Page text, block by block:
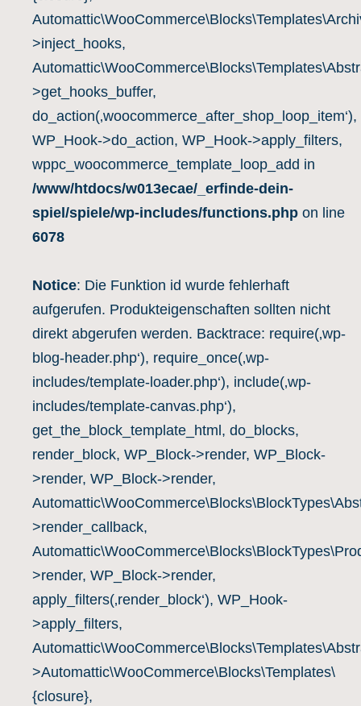
>inject_hooks,
>get_hooks_buffer,
do_action(‚woocommerce_after_shop_loop_item‘),
WP_Hook->do_action, WP_Hook->apply_filters,
wppc_woocommerce_template_loop_add in
/www/htdocs/w013ecae/_erfinde-dein-
spiel/spiele/wp-includes/functions.php on line
6078
Notice: Die Funktion id wurde fehlerhaft
aufgerufen. Produkteigenschaften sollten nicht
direkt abgerufen werden. Backtrace: require(‚wp-
blog-header.php‘), require_once(‚wp-
includes/template-loader.php‘), include(‚wp-
includes/template-canvas.php‘),
get_the_block_template_html, do_blocks,
render_block, WP_Block->render, WP_Block-
>render, WP_Block->render,
>render_callback,
>render, WP_Block->render,
apply_filters(‚render_block‘), WP_Hook-
>apply_filters,
>Automattic\WooCommerce\Blocks\Templates\
{closure},